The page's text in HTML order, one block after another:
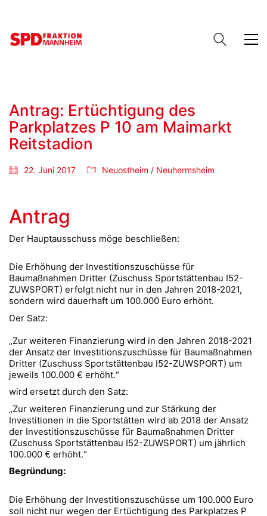
Antrag: Ertüchtigung des
Parkplatzes P 10 am Maimarkt
Reitstadion
22. Juni 2017 Neuostheim / Neuhermsheim
Antrag
Der Hauptausschuss möge beschließen:
Die Erhöhung der Investitionszuschüsse für
Baumaßnahmen Dritter (Zuschuss Sportstättenbau I52-
ZUWSPORT) erfolgt nicht nur in den Jahren 2018-2021,
sondern wird dauerhaft um 100.000 Euro erhöht.
Der Satz:
„Zur weiteren Finanzierung wird in den Jahren 2018-2021
der Ansatz der Investitionszuschüsse für Baumaßnahmen
Dritter (Zuschuss Sportstättenbau I52-ZUWSPORT) um
jeweils 100.000 € erhöht.“
wird ersetzt durch den Satz:
„Zur weiteren Finanzierung und zur Stärkung der
Investitionen in die Sportstätten wird ab 2018 der Ansatz
der Investitionszuschüsse für Baumaßnahmen Dritter
(Zuschuss Sportstättenbau I52-ZUWSPORT) um jährlich
100.000 € erhöht.“
Begründung:
Die Erhöhung der Investitionszuschüsse um 100.000 Euro
soll nicht nur wegen der Ertüchtigung des Parkplatzes P